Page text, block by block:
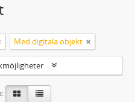
Med digitala objekt